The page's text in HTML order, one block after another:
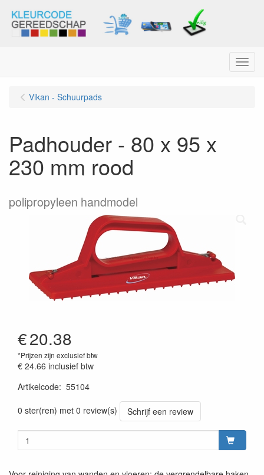
Menu
Vikan - Schuurpads
Padhouder - 80 x 95 x
230 mm rood
polipropyleen handmodel
€20.38
*Prijzen zijn exclusief btw
€ 24.66 inclusief btw
Artikelcode: 55104
0 ster(ren) met 0 review(s)
Schrijf een review